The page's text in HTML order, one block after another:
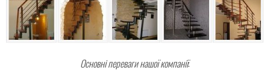
Основні переваги нашої компанії: